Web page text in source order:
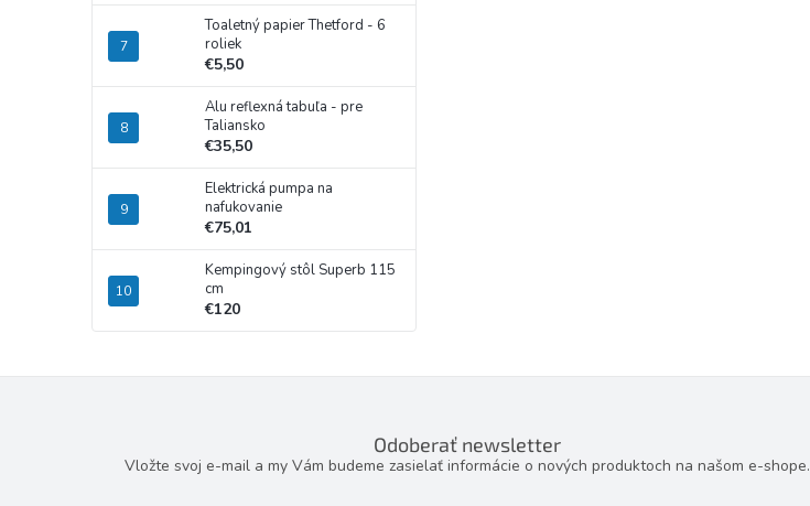
Toaletný papier Thetford - 6
roliek
€5,50
Alu reflexná tabuľa - pre
Taliansko
€35,50
Elektrická pumpa na
nafukovanie
€75,01
Kempingový stôl Superb 115
cm
€120
Odoberať newsletter
Vložte svoj e-mail a my Vám budeme zasielať informácie o nových produktoch na našom e-shope.